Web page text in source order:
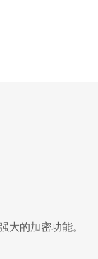
大的加密功能。